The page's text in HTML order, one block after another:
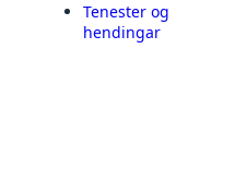
Tenester og
hendingar